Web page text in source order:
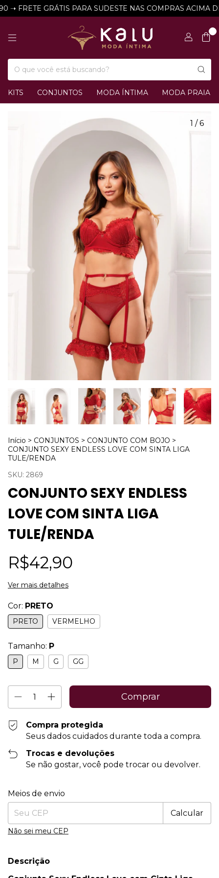
GRÁTIS PARA SUDESTE NAS COMPRAS ACIMA DE
KITS CONJUNTOS MODA ÍNTIMA MODA PRAIA
1 /6
Início > CONJUNTOS > CONJUNTO COM BOJO >
CONJUNTO SEXY ENDLESS LOVE COM SINTA LIGA
TULE/RENDA
SKU: 2869
CONJUNTO SEXY ENDLESS
LOVE COM SINTA LIGA
TULE/RENDA
R$42,90
Ver mais detalhes
Cor: PRETO
PRETO VERMELHO
Tamanho: P
P M G GG
Compra protegida
Seus dados cuidados durante toda a compra.
Trocas e devoluções
Se não gostar, você pode trocar ou devolver.
Entregas para o CEP:
Meios de envio
Calcular
Não sei meu CEP
Descrição